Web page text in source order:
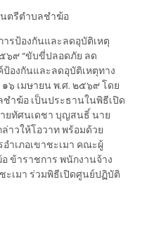
ตรีตำบลชำฆ้อ
รป้องกันและลดอุบัติเหตุ
๖๙ “ขับขี่ปลอดภัย ลด
ป้องกันและลดอุบัติเหตุทาง
๖ เมษายน พ.ศ. ๒๕๖๙ โดย
ำฆ้อ เป็นประธานในพิธีเปิด
ยทัศนเดชา บุญสนธิ์ นาย
าวให้โอวาท พร้อมด้วย
ำเภอเขาชะเมา คณะผู้
ข้าราชการ พนักงานจ้าง
ะเมา ร่วมพิธีเปิดศูนย์ปฏิบัติ